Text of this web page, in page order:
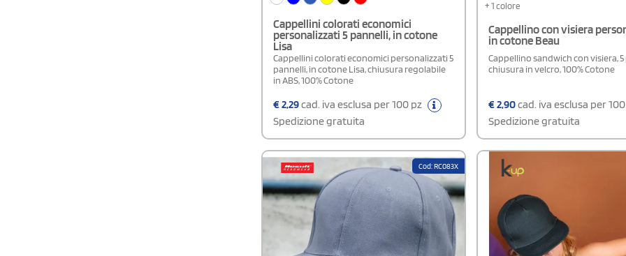
Cappellini colorati economici
personalizzati 5 pannelli, in cotone
Lisa
Cappellini colorati economici personalizzati 5
pannelli, in cotone Lisa, chiusura regolabile
in ABS, 100% Cotone
€2,29cad. iva esclusa per 100 pz
Spedizione gratuita
+ 1 colore
Cappellino con visiera
in cotone Beau
Cappellino sandwich con visiera,
chiusura in velcro, 100% Cotone
€2,90cad. iva esclusa per
Spedizione gratuita
Cod: RC083X